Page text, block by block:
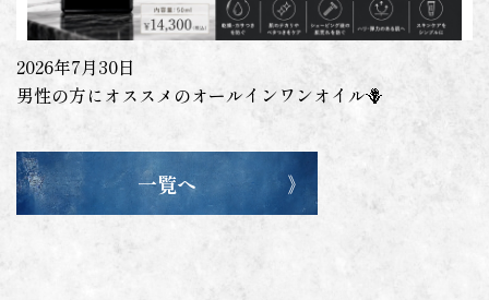
2026年7月30日
男性の方にオススメのオールインワンオイル🪻
一覧へ